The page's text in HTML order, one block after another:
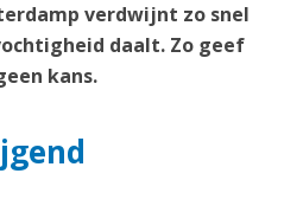
verdwijnt zo snel
daalt. Zo geef
kans.